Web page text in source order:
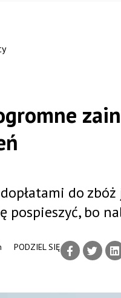
PODZIEL SIĘ
do
pospieszyć, bo